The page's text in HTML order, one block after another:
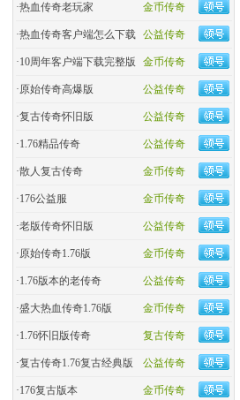
金币传奇
·热血传奇老玩家
公益传奇
·热血传奇客户端怎么下载
金币传奇
·10周年客户端下载完整版
公益传奇
·原始传奇高爆版
公益传奇
·复古传奇怀旧版
公益传奇
·1.76精品传奇
金币传奇
·散人复古传奇
金币传奇
·176公益服
公益传奇
·老版传奇怀旧版
金币传奇
·原始传奇1.76版
公益传奇
·1.76版本的老传奇
金币传奇
·盛大热血传奇1.76版
复古传奇
·1.76怀旧版传奇
公益传奇
·复古传奇1.76复古经典版
金币传奇
·176复古版本